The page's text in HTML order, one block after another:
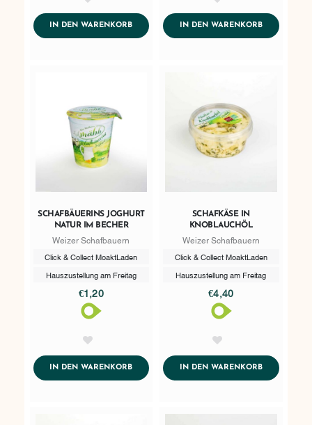
IN DEN WARENKORBADDTOCART IN DEN WARENKORBADDTOCART
SCHAFBÄUERINS JOGHURT
NATUR IM BECHER
Weizer Schafbauern
Click & Collect MoaktLaden
Hauszustellung am Freitag
€1,20
IN DEN WARENKORBADDTOCART
SCHAFKÄSE IN
KNOBLAUCHÖL
Weizer Schafbauern
Click & Collect MoaktLaden
Hauszustellung am Freitag
€4,40
IN DEN WARENKORBADDTOCART